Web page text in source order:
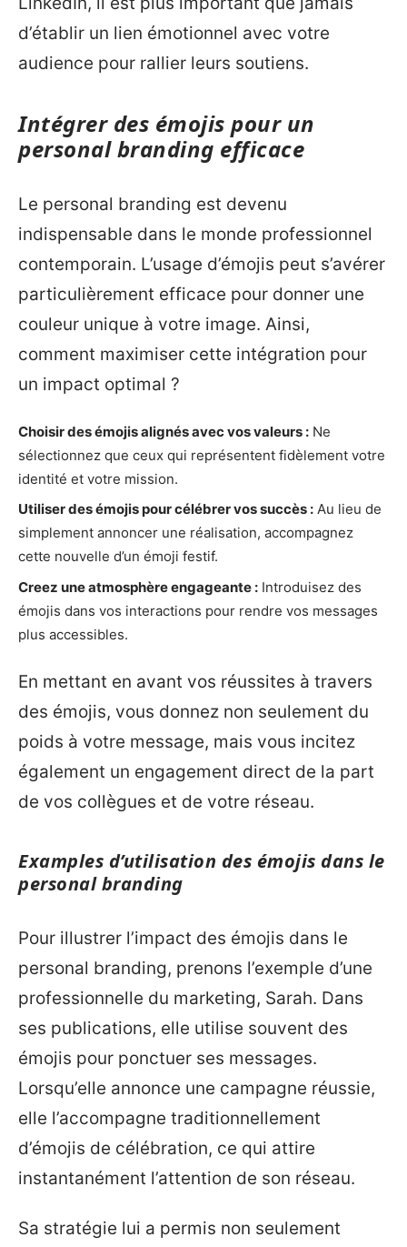
d’établir un lien émotionnel avec votre
audience pour rallier leurs soutiens.
Intégrer des émojis pour un
personal branding efficace
Le personal branding est devenu
indispensable dans le monde professionnel
contemporain. L’usage d’émojis peut s’avérer
particulièrement efficace pour donner une
couleur unique à votre image. Ainsi,
comment maximiser cette intégration pour
un impact optimal ?
Choisir des émojis alignés avec vos valeurs : Ne
sélectionnez que ceux qui représentent fidèlement votre
identité et votre mission.
Utiliser des émojis pour célébrer vos succès : Au lieu de
simplement annoncer une réalisation, accompagnez
cette nouvelle d’un émoji festif.
Creez une atmosphère engageante : Introduisez des
émojis dans vos interactions pour rendre vos messages
plus accessibles.
En mettant en avant vos réussites à travers
des émojis, vous donnez non seulement du
poids à votre message, mais vous incitez
également un engagement direct de la part
de vos collègues et de votre réseau.
Examples d’utilisation des émojis dans le
personal branding
Pour illustrer l’impact des émojis dans le
personal branding, prenons l’exemple d’une
professionnelle du marketing, Sarah. Dans
ses publications, elle utilise souvent des
émojis pour ponctuer ses messages.
Lorsqu’elle annonce une campagne réussie,
elle l’accompagne traditionnellement
d’émojis de célébration, ce qui attire
instantanément l’attention de son réseau.
Sa stratégie lui a permis non seulement